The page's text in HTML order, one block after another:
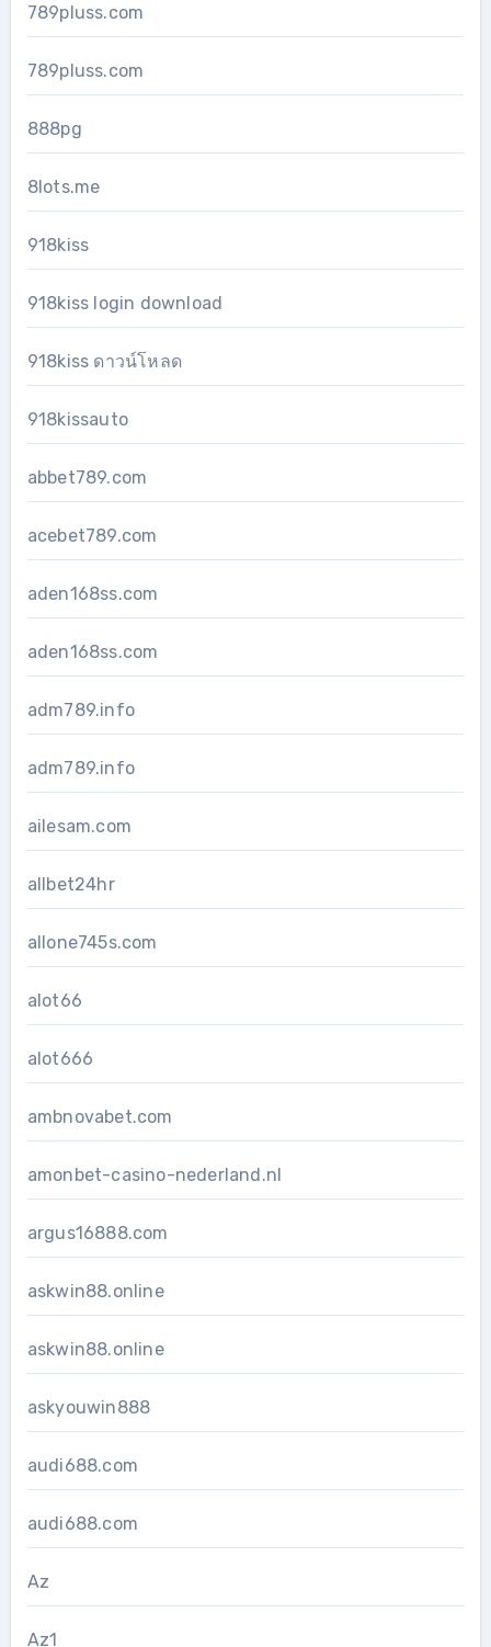
789pluss.com
789pluss.com
888pg
8lots.me
918kiss
918kiss login download
918kiss ดาวน์โหลด
918kissauto
abbet789.com
acebet789.com
aden168ss.com
aden168ss.com
adm789.info
adm789.info
ailesam.com
allbet24hr
allone745s.com
alot66
alot666
ambnovabet.com
amonbet-casino-nederland.nl
argus16888.com
askwin88.online
askwin88.online
askyouwin888
audi688.com
audi688.com
Az
Az1